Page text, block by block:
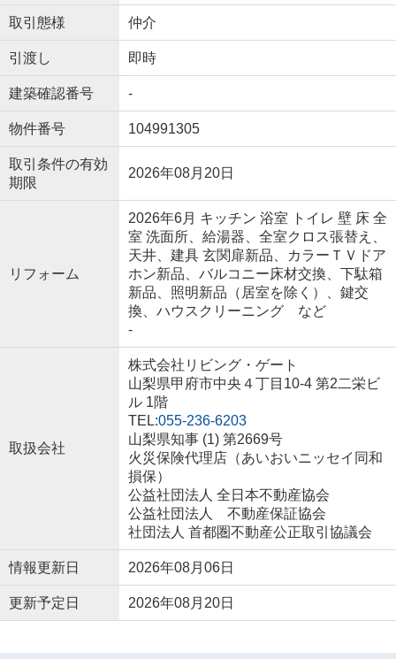
取引態様 仲介
引渡し 即時
建築確認番号 -
物件番号 104991305
取引条件の有効
期限
2026年08月20日
リフォーム
2026年6月 キッチン 浴室 トイレ 壁 床 全
室 洗面所、給湯器、全室クロス張替え、
天井、建具 玄関扉新品、カラーＴＶドア
ホン新品、バルコニー床材交換、下駄箱
新品、照明新品（居室を除く）、鍵交
換、ハウスクリーニング など
-
取扱会社
株式会社リビング・ゲート
山梨県甲府市中央４丁目10-4 第2二栄ビ
ル 1階
TEL:055-236-6203
山梨県知事 (1) 第2669号
火災保険代理店（あいおいニッセイ同和
損保）
公益社団法人 全日本不動産協会
公益社団法人 不動産保証協会
社団法人 首都圏不動産公正取引協議会
情報更新日 2026年08月06日
更新予定日 2026年08月20日